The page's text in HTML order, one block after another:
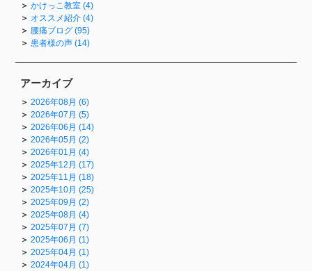
かけっこ教室 (4)
オススメ紹介 (4)
腰痛ブログ (95)
患者様の声 (14)
アーカイブ
2026年08月 (6)
2026年07月 (5)
2026年06月 (14)
2026年05月 (2)
2026年01月 (4)
2025年12月 (17)
2025年11月 (18)
2025年10月 (25)
2025年09月 (2)
2025年08月 (4)
2025年07月 (7)
2025年06月 (1)
2025年04月 (1)
2024年04月 (1)